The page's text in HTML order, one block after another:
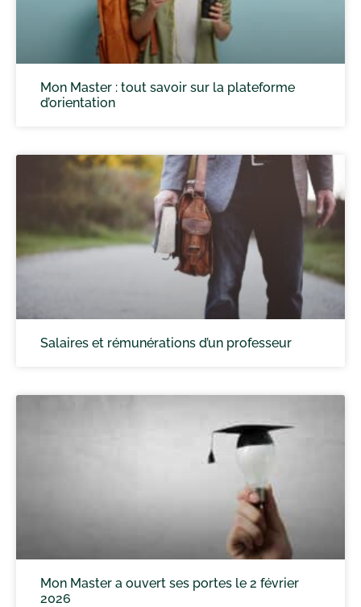
Mon Master : tout savoir sur la plateforme
d’orientation
Salaires et rémunérations d’un professeur
Mon Master a ouvert ses portes le 2 février
2026